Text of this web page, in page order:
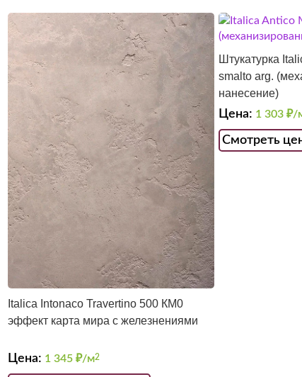
Italica Intonaco Travertino 500 КМ0
эффект карта мира с железнениями
Цена: 1 345 ₽/м2
Штукатурка
smalto arg.
нанесение)
Цена: 1 303 ₽/
Смотреть